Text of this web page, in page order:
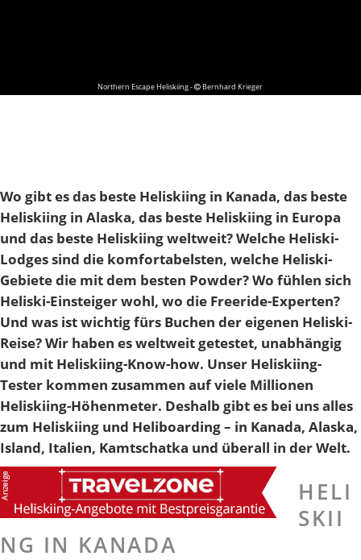
Northern Escape Heliskiing - Bernhard Krieger
Wo gibt es das beste Heliskiing in Kanada, das beste
Heliskiing in Alaska, das beste Heliskiing in Europa
und das beste Heliskiing weltweit? Welche Heliski-
Lodges sind die komfortabelsten, welche Heliski-
Gebiete die mit dem besten Powder? Wo fühlen sich
Heliski-Einsteiger wohl, wo die Freeride-Experten?
Und was ist wichtig fürs Buchen der eigenen Heliski-
Reise? Wir haben es weltweit getestet, unabhängig
und mit Heliskiing-Know-how. Unser Heliskiing-
Tester kommen zusammen auf viele Millionen
Heliskiing-Höhenmeter. Deshalb gibt es bei uns alles
zum Heliskiing und Heliboarding – in Kanada, Alaska,
Island, Italien, Kamtschatka und überall in der Welt.
HELI
SKII
NG IN KANADA